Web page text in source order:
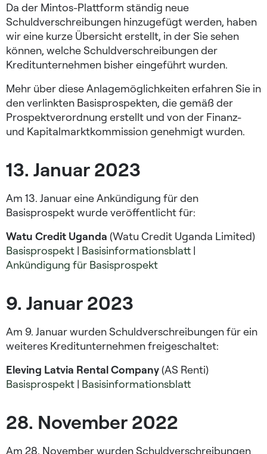
Da der Mintos-Plattform ständig neue
Schuldverschreibungen hinzugefügt werden, haben
wir eine kurze Übersicht erstellt, in der Sie sehen
können, welche Schuldverschreibungen der
Kreditunternehmen bisher eingeführt wurden.
Mehr über diese Anlagemöglichkeiten erfahren Sie in
den verlinkten Basisprospekten, die gemäß der
Prospektverordnung erstellt und von der Finanz-
und Kapitalmarktkommission genehmigt wurden.
13. Januar 2023
Am 13. Januar eine Ankündigung für den
Basisprospekt wurde veröffentlicht für:
Watu Credit Uganda (Watu Credit Uganda Limited)
Basisprospekt | Basisinformationsblatt |
Ankündigung für Basisprospekt
9. Januar 2023
Am 9. Januar wurden Schuldverschreibungen für ein
weiteres Kreditunternehmen freigeschaltet:
Eleving Latvia RentalCompany(AS Renti)
Basisprospekt | Basisinformationsblatt
28. November 2022
Am 28. November wurden Schuldverschreibungen